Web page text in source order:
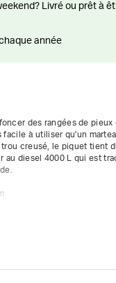
année
des rangées de pieux
à utiliser qu'un
creusé, le piquet tient
au diesel 4000 L qui est